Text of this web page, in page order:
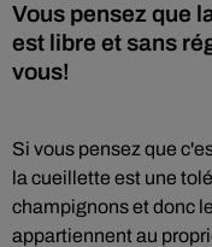
Vous pensez que
est libre et sans
vous!
Si vous pensez que
la cueillette est une
champignons et donc
appartiennent au